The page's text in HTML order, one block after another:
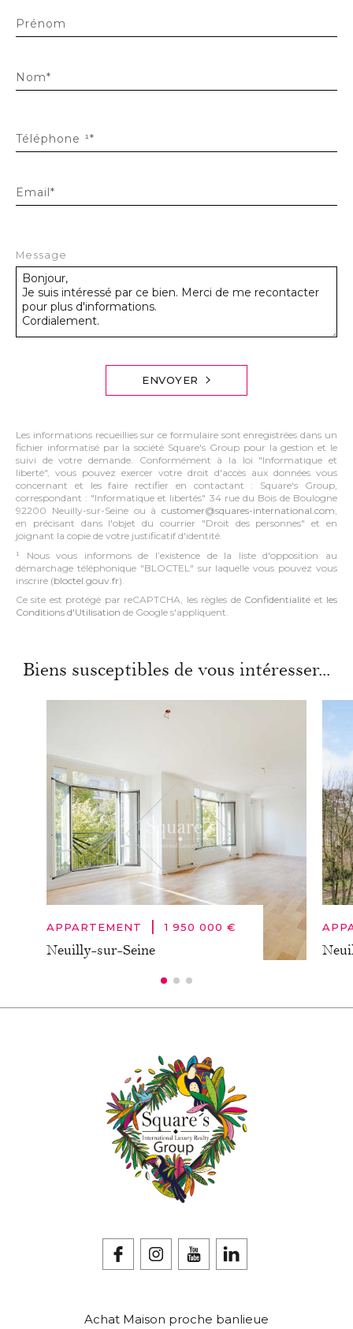
Prénom
Nom*
Téléphone ¹*
Email*
Message
ENVOYER
Les informations recueillies sur ce formulaire sont enregistrées dans un
fichier informatisé par la société Square's Group pour la gestion et le
suivi de votre demande. Conformément à la loi "Informatique et
liberté", vous pouvez exercer votre droit d'accès aux données vous
concernant et les faire rectifier en contactant : Square's Group,
correspondant : "Informatique et libertés" 34 rue du Bois de Boulogne
92200 Neuilly-sur-Seine ou à customer@squares-international.com,
en précisant dans l'objet du courrier "Droit des personnes" et en
joignant la copie de votre justificatif d'identité.
¹ Nous vous informons de l’existence de la liste d'opposition au
démarchage téléphonique "BLOCTEL" sur laquelle vous pouvez vous
inscrire (bloctel.gouv.fr).
Ce site est protégé par reCAPTCHA, les règles de Confidentialité et les
Conditions d'Utilisation de Google s'appliquent.
Biens susceptibles de vous intéresser...
APPARTEMENT 1 950 000 €
Neuilly-sur-Seine
Achat Maison proche banlieue